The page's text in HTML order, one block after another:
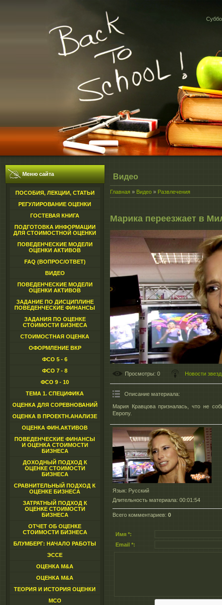
Меню сайта
ПОСОБИЯ, ЛЕКЦИИ, СТАТЬИ
РЕГУЛИРОВАНИЕ ОЦЕНКИ
ГОСТЕВАЯ КНИГА
ПОДГОТОВКА ИНФОРМАЦИИ
ДЛЯ СТОИМОСТНОЙ ОЦЕНКИ
ПОВЕДЕНЧЕСКИЕ МОДЕЛИ
ОЦЕНКИ АКТИВОВ
FAQ (ВОПРОС/ОТВЕТ)
ВИДЕО
ПОВЕДЕНЧЕСКИЕ МОДЕЛИ
ОЦЕНКИ АКТИВОВ
ЗАДАНИЕ ПО ДИСЦИПЛИНЕ
ПОВЕДЕНЧЕСКИЕ ФИНАНСЫ
ЗАДАНИЯ ПО ОЦЕНКЕ
СТОИМОСТИ БИЗНЕСА
СТОИМОСТНАЯ ОЦЕНКА
ОФОРМЛЕНИЕ ВКР
ФСО 5 - 6
ФСО 7 - 8
ФСО 9 - 10
ТЕМА 1. СПЕЦИФИКА
ОЦЕНКА ДЛЯ СОРЕВНОВАНИЙ
ОЦЕНКА В ПРОЕКТН.АНАЛИЗЕ
ОЦЕНКА ФИН.АКТИВОВ
ПОВЕДЕНЧЕСКИЕ ФИНАНСЫ
И ОЦЕНКА СТОИМОСТИ
БИЗНЕСА
ДОХОДНЫЙ ПОДХОД К
ОЦЕНКЕ СТОИМОСТИ
БИЗНЕСА
СРАВНИТЕЛЬНЫЙ ПОДХОД К
ОЦЕНКЕ БИЗНЕСА
ЗАТРАТНЫЙ ПОДХОД К
ОЦЕНКЕ СТОИМОСТИ
БИЗНЕСА
ОТЧЕТ ОБ ОЦЕНКЕ
СТОИМОСТИ БИЗНЕСА
БЛУМБЕРГ: НАЧАЛО РАБОТЫ
ЭССЕ
ОЦЕНКА M&A
ОЦЕНКА M&A
ТЕОРИЯ И ИСТОРИЯ ОЦЕНКИ
МСО
Видео
Главная » Видео » Развлечения
Марика переезжает в
Просмотры: 0 Новости звезд
Описание материала:
Мария Кравцова призналась, что не
Европу.
Язык: Русский
Длительность материала: 00:01:54
Всего комментариев: 0
Имя *:
Email *: